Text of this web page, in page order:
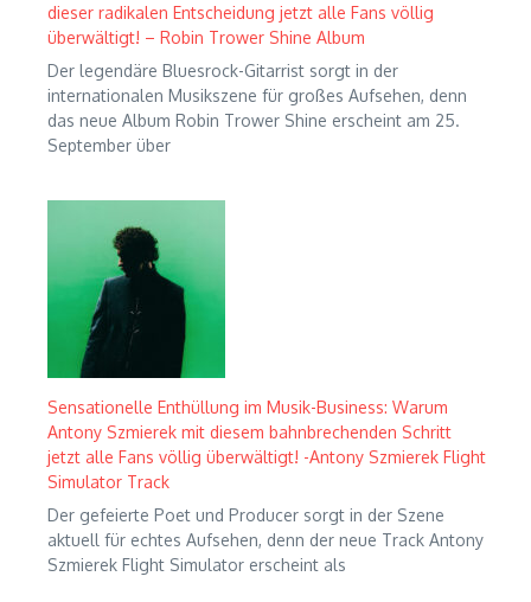
dieser radikalen Entscheidung jetzt alle Fans völlig
überwältigt! – Robin Trower Shine Album
Der legendäre Bluesrock-Gitarrist sorgt in der
internationalen Musikszene für großes Aufsehen, denn
das neue Album Robin Trower Shine erscheint am 25.
September über
Sensationelle Enthüllung im Musik-Business: Warum
Antony Szmierek mit diesem bahnbrechenden Schritt
jetzt alle Fans völlig überwältigt! -Antony Szmierek Flight
Simulator Track
Der gefeierte Poet und Producer sorgt in der Szene
aktuell für echtes Aufsehen, denn der neue Track Antony
Szmierek Flight Simulator erscheint als